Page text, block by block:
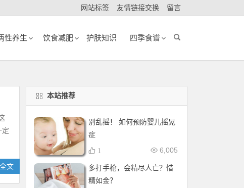
网站标签 友情链接交换 留言
性养生 饮食减肥 护肤知识 四季食谱
定
文
本站推荐
别乱摇！ 如何预防婴儿摇晃
症
6,005
1
多打手枪，会精尽人亡？惜
精如金？